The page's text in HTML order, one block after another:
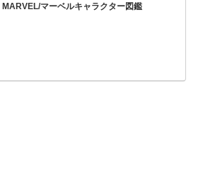
MARVEL/マーベルキャラクター図鑑